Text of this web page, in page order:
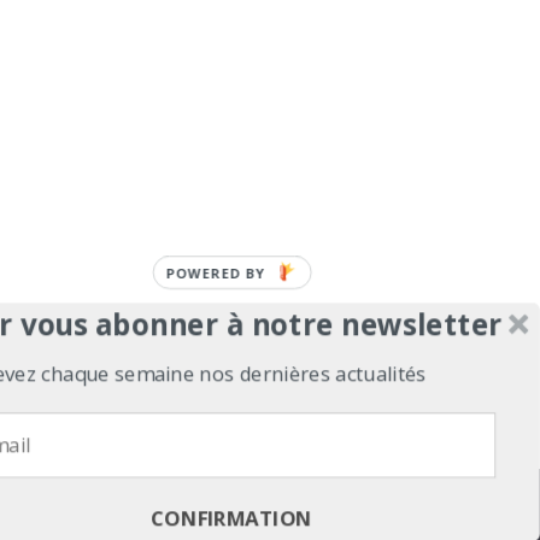
Contact Politique de confidentialité
vous abonner à notre newsletter
chaque semaine nos dernières actualités
CONFIRMATION
POWERED